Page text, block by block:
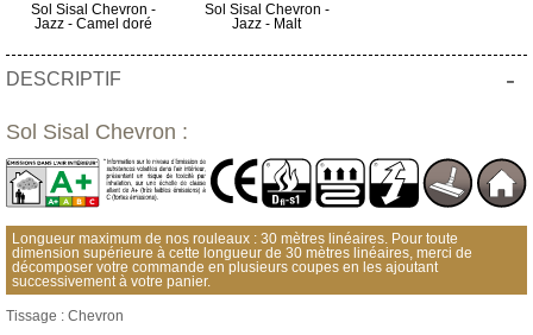
Sol Sisal Chevron -
Jazz - Camel doré
Sol Sisal Chevron -
Jazz - Malt
DESCRIPTIF -
Sol Sisal Chevron :
Longueur maximum de nos rouleaux : 30 mètres linéaires. Pour toute
dimension supérieure à cette longueur de 30 mètres linéaires, merci de
décomposer votre commande en plusieurs coupes en les ajoutant
successivement à votre panier.
Tissage : Chevron